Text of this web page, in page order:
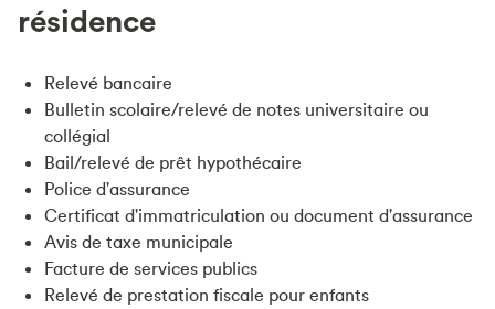
résidence
Relevé bancaire
Bulletin scolaire/relevé de notes universitaire ou
collégial
Bail/relevé de prêt hypothécaire
Police d'assurance
Certificat d'immatriculation ou document d'assurance
Avis de taxe municipale
Facture de services publics
Relevé de prestation fiscale pour enfants